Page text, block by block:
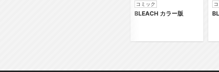
コミック
BLEACH カラー版